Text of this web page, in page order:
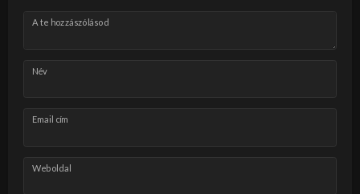
A te hozzászólásod
Név
Email cím
Weboldal